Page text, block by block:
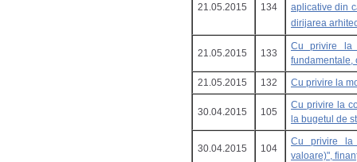
21.05.2015 134
aplicative din
dirijarea
21.05.2015 133
Cu privire la
fundamentale,
21.05.2015
132 Cu privire la
30.04.2015 105
Cu privire la
la bugetul de
30.04.2015 104
Cu privire la
valoare)",